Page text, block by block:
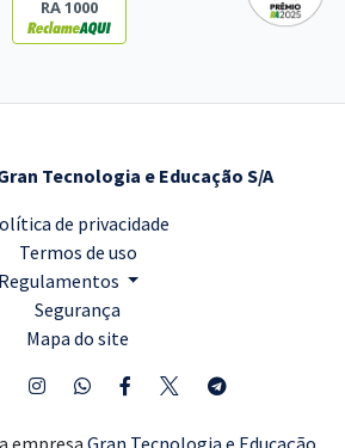
RA 1000
Tecnologia e Educação S/A
de privacidade
Termos de uso
Regulamentos
Segurança
Mapa do site
empresa Gran Tecnologia e Educação